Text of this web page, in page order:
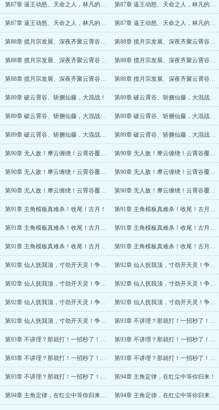
第87章 逼王动怒、天命之人，林凡的实力(3/6) 第87章 逼王动怒、天命之人，林凡的实力(4/6)
第87章 逼王动怒、天命之人，林凡的实力(5/6) 第87章 逼王动怒、天命之人，林凡的实力(6/6)
第88章 揽月宗发展、深夜齐聚云霄谷，动手！ 第88章 揽月宗发展、深夜齐聚云霄谷，动手！(2/6)
第88章 揽月宗发展、深夜齐聚云霄谷，动手！(3/6) 第88章 揽月宗发展、深夜齐聚云霄谷，动手！(4/6)
第88章 揽月宗发展、深夜齐聚云霄谷，动手！(5/6) 第88章 揽月宗发展、深夜齐聚云霄谷，动手！(6/6)
第89章 破云霄谷、斩捆仙藤，大混战！ 第89章 破云霄谷、斩捆仙藤，大混战！(2/6)
第89章 破云霄谷、斩捆仙藤，大混战！(3/6) 第89章 破云霄谷、斩捆仙藤，大混战！(4/6)
第89章 破云霄谷、斩捆仙藤，大混战！(5/6) 第89章 破云霄谷、斩捆仙藤，大混战！(6/6)
第90章 无人敌！摩云缠绕！云霄谷覆灭！ 第90章 无人敌！摩云缠绕！云霄谷覆灭！(2/6)
第90章 无人敌！摩云缠绕！云霄谷覆灭！(3/6) 第90章 无人敌！摩云缠绕！云霄谷覆灭！(4/6)
第90章 无人敌！摩云缠绕！云霄谷覆灭！(5/6) 第90章 无人敌！摩云缠绕！云霄谷覆灭！(6/6)
第91章 主角模板真难杀！收尾！古月！ 第91章 主角模板真难杀！收尾！古月！(2/6)
第91章 主角模板真难杀！收尾！古月！(3/6) 第91章 主角模板真难杀！收尾！古月！(4/6)
第91章 主角模板真难杀！收尾！古月！(5/6) 第91章 主角模板真难杀！收尾！古月！(6/6)
第92章 仙人抚我顶，寸劲开天灵！争锋相对 第92章 仙人抚我顶，寸劲开天灵！争锋相对(2/7)
第92章 仙人抚我顶，寸劲开天灵！争锋相对(3/7) 第92章 仙人抚我顶，寸劲开天灵！争锋相对(4/7)
第92章 仙人抚我顶，寸劲开天灵！争锋相对(5/7) 第92章 仙人抚我顶，寸劲开天灵！争锋相对(6/7)
第92章 仙人抚我顶，寸劲开天灵！争锋相对(7/7) 第93章 不讲理？那就打！一招秒了！妖孽
第93章 不讲理？那就打！一招秒了！妖孽(2/6) 第93章 不讲理？那就打！一招秒了！妖孽(3/6)
第93章 不讲理？那就打！一招秒了！妖孽(4/6) 第93章 不讲理？那就打！一招秒了！妖孽(5/6)
第93章 不讲理？那就打！一招秒了！妖孽(6/6) 第94章 主角定律，在红尘中等你归来！
第94章 主角定律，在红尘中等你归来！(2/6) 第94章 主角定律，在红尘中等你归来！(3/6)